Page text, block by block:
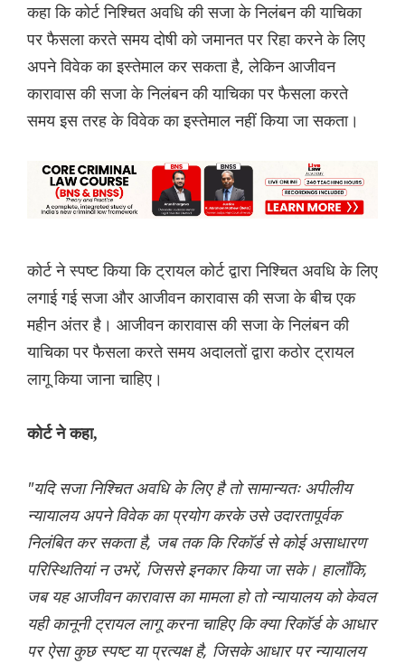
कहा कि कोर्ट निश्चित अवधि की सजा के निलंबन की याचिका
पर फैसला करते समय दोषी को जमानत पर रिहा करने के लिए
अपने विवेक का इस्तेमाल कर सकता है, लेकिन आजीवन
कारावास की सजा के निलंबन की याचिका पर फैसला करते
समय इस तरह के विवेक का इस्तेमाल नहीं किया जा सकता।
कोर्ट ने स्पष्ट किया कि ट्रायल कोर्ट द्वारा निश्चित अवधि के लिए
लगाई गई सजा और आजीवन कारावास की सजा के बीच एक
महीन अंतर है। आजीवन कारावास की सजा के निलंबन की
याचिका पर फैसला करते समय अदालतों द्वारा कठोर ट्रायल
लागू किया जाना चाहिए।
कोर्ट ने कहा,
"यदि सजा निश्चित अवधि के लिए है तो सामान्यतः अपीलीय
न्यायालय अपने विवेक का प्रयोग करके उसे उदारतापूर्वक
निलंबित कर सकता है, जब तक कि रिकॉर्ड से कोई असाधारण
परिस्थितियां न उभरें, जिससे इनकार किया जा सके। हालाँकि,
जब यह आजीवन कारावास का मामला हो तो न्यायालय को केवल
यही कानूनी ट्रायल लागू करना चाहिए कि क्या रिकॉर्ड के आधार
पर ऐसा कुछ स्पष्ट या प्रत्यक्ष है, जिसके आधार पर न्यायालय